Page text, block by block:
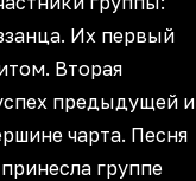
Их первый
Вторая
предыдущей и
чарта. Песня
группе